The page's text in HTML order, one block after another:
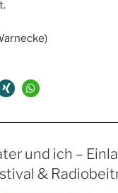
und ich –
&